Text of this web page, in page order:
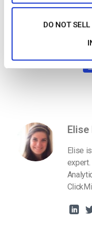
DO NOT
respuesta es
crédito). Así podrá
Elise
Elise